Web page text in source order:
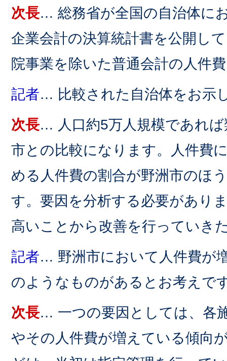
次長… 総務省が全国の自治体に
企業会計の決算統計書を公開し
院事業を除いた普通会計の人件
記者… 比較された自治体をお示
次長… 人口約5万人規模であれ
市との比較になります。人件費
める人件費の割合が野洲市のほ
す。要因を分析する必要があり
高いことから改善を行っていき
記者… 野洲市において人件費が
のようなものがあるとお考えで
次長… 一つの要因としては、各
やその人件費が増えている傾向